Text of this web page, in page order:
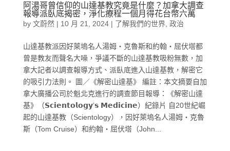
阿湯哥曾信仰的山達基教究竟是什麼？加拿大調查
報導派臥底揭密，淨化療程一個月得花台幣六萬
by 文蔚然| 10 月 21, 2024| 了解我們的世界, 政治
山達基教派因好萊塢名人湯姆‧克魯斯和約翰‧屈伏塔都
曾是教友而聲名大噪，爭議不斷的山達基教吸粉無數，加
拿大記者以調查報導方式、派臥底進入山達基教，解密它
的吸引力法則。 圖／《解密山達基》 編註：本文摘要自加
拿大廣播公司於魁北克進行的調查節目報導：《解密山達
基》（𝗦𝗰𝗶𝗲𝗻𝘁𝗼𝗹𝗼𝗴𝘆’𝘀 𝗠𝗲𝗱𝗶𝗰𝗶𝗻𝗲）紀錄片 自20世紀崛
起的山達基教（Scientology），因好萊塢名人湯姆‧克魯
斯（Tom Cruise）和約翰‧屈伏塔（John...